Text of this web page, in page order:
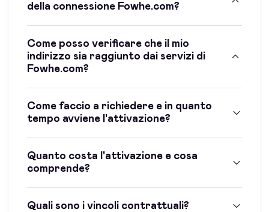
della connessione Fowhe.com?
Come posso verificare che il mio
indirizzo sia raggiunto dai servizi di
Fowhe.com?
Come faccio a richiedere e in quanto
tempo avviene l'attivazione?
Quanto costa l'attivazione e cosa
comprende?
Quali sono i vincoli contrattuali?